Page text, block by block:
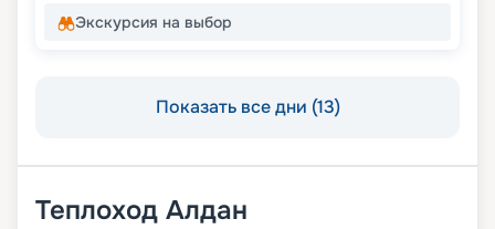
Экскурсия на выбор
Показать все дни (13)
Теплоход Алдан